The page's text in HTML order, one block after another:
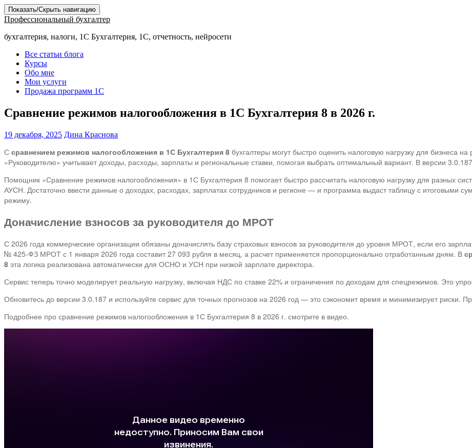
Показать/Скрыть навигацию
Профессиональный бухгалтер
бухгалтерия, налоги, 1С Бухгалтерия, 1С, отчетность, нейросети
Все статьи блога
Курсы
Обо мне
Мои услуги
Продажа программ 1С
Сравнение режимов налогообложения в 1С Бухгалтерия 8 в 2026 г.
19 декабря, 2025 Дина Краснова
С сравнением режимов налогообложения в 1С Бухгалтерия 8 бухгалтеры могут быстро оценить налоговую нагрузку для
«Руководителю» учитывает доходы, расходы, зарплаты и региональные ставки, помогая выбрать оптимальный вариант. В версии
Помощник «Сравнение режимов налогообложения» в 1С Бухгалтерия 8 помогает быстро рассчитать налоговую нагрузку для
АУСН. Достаточно ввести данные о доходах, расходах, зарплатах сотрудников и регионе — и программа выдаст таблицу с итоговыми
режиму.
Доначисление взносов за руководителя до МРОТ
С 2026 года коммерческие организации обязаны доначислять базу страховых взносов за руководителя до уровня МРОТ, если его
№ 425-ФЗ МРОТ с 1 января 2026 года составит 27 093 рубля в месяц, а расчет применяется пропорционально отработанным дням. В
8 эта логика реализована автоматически для ОСНО и УСН при низкой зарплате директора.​
Сервис теперь точно моделирует реальную нагрузку, включая НДС по ставке 22% и ограничения по доходам для спецрежимов. Это
Обновитесь до версии 3.0.187 и используйте сервис для точных прогнозов на 2026 год — это сэкономит время и минимизирует
Подробнее про сравнение режимов налогообложения в 1С Бухгалтерия 8 в 2026 г. смотрите в видео.